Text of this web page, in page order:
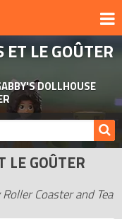
LE GOÛTER
DOLLHOUSE
LE GOÛTER
Coaster and Tea